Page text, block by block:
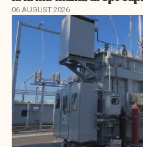
06 AUGUST 2026